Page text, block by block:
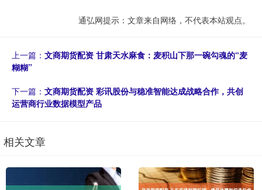
通弘网提示：文章来自网络，不代表本站观点。
上一篇： 文商期货配资 甘肃天水麻食：麦积山下那一碗勾魂的“麦
糊糊”
下一篇： 文商期货配资 彩讯股份与稳准智能达成战略合作，共创
运营商行业数据模型产品
相关文章